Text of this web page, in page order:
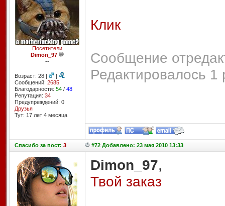
Посетители
Dimon_97
--
Возраст: 28 |
|
Сообщений: 2685
Благодарности: 54/ 48
Репутация: 34
Предупреждений: 0
Друзья
Тут: 17 лет 4 месяцa
Клик
Сообщение
Редактировалось 1
Спасибоза пост: 3 #72 Добавлено: 23 мая 2010 13:33
Dimon_97,
Твой заказ